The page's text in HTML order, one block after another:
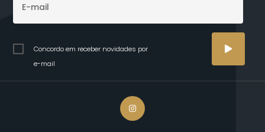
Concordo em receber novidades por
e-mail